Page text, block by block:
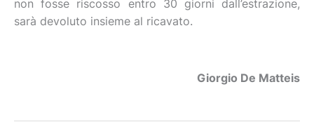
non fosse riscosso entro 30 giorni dall’estrazione,
sarà devoluto insieme al ricavato.
Giorgio De Matteis